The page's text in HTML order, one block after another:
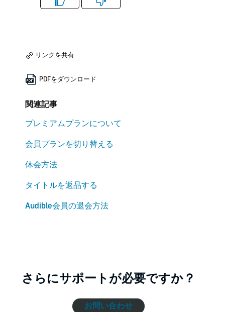
Like Dislike
リンクを共有
PDFをダウンロード
関連記事
プレミアムプランについて
会員プランを切り替える
休会方法
タイトルを返品する
Audible会員の退会方法
さらにサポートが必要ですか？
お問い合わせ